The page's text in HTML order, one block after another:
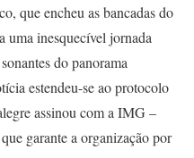
que encheu as bancadas do
uma inesquecível jornada
do panorama
estendeu-se ao protocolo
assinou com a IMG –
garante a organização por